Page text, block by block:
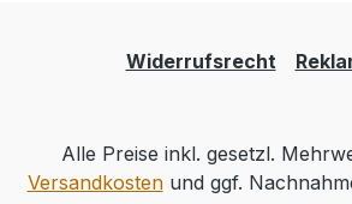
Widerrufsrecht
Alle Preise inkl. gesetzl.
Versandkostenund ggf.